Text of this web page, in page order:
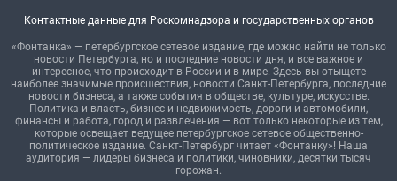
Контактные данные для Роскомнадзора и государственных органов
«Фонтанка» — петербургское сетевое издание, где можно найти не только
новости Петербурга, но и последние новости дня, и все важное и
интересное, что происходит в России и в мире. Здесь вы отыщете
наиболее значимые происшествия, новости Санкт-Петербурга, последние
новости бизнеса, а также события в обществе, культуре, искусстве.
Политика и власть, бизнес и недвижимость, дороги и автомобили,
финансы и работа, город и развлечения — вот только некоторые из тем,
которые освещает ведущее петербургское сетевое общественно-
политическое издание. Санкт-Петербург читает «Фонтанку»! Наша
аудитория — лидеры бизнеса и политики, чиновники, десятки тысяч
горожан.